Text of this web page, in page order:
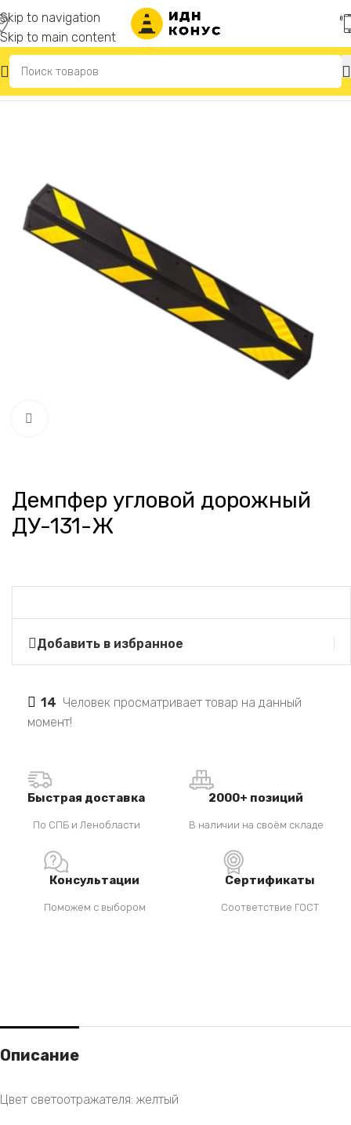
Skip to navigation
Skip to main content
Главная Демпферы угловые
Демпфер угловой дорожный
ДУ-131-Ж
Добавить в избранное
14 Человек просматривает товар на данный
момент!
Быстрая доставка
По СПБ и Ленобласти
2000+ позиций
В наличии на своём складе
Консультации
Поможем с выбором
Сертификаты
Соответствие ГОСТ
Описание
Цвет светоотражателя: желтый